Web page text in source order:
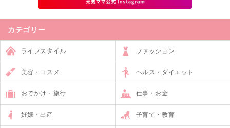
カテゴリー
ライフスタイル ファッション
美容・コスメ ヘルス・ダイエット
おでかけ・旅行 仕事・お金
妊娠・出産 子育て・教育